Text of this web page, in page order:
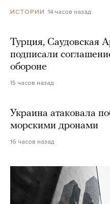
ИСТОРИИ 14 часов назад
Турция, Саудовская
подписали
обороне
15 часов назад
Украина атаковала
морскими дронами
16 часов назад